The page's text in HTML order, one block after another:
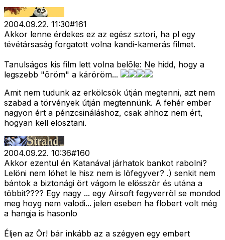
2004.09.22. 11:30#161
Akkor lenne érdekes ez az egész sztori, ha pl egy
tévétársaság forgatott volna kandi-kamerás filmet.
Tanulságos kis film lett volna belõle: Ne hidd, hogy a
legszebb "õröm" a káröröm...
Amit nem tudunk az erkölcsök útján megtenni, azt nem
szabad a törvények útján megtennünk. A fehér ember
nagyon ért a pénzcsináláshoz, csak ahhoz nem ért,
hogyan kell elosztani.
2004.09.22. 10:36#160
Akkor ezentul én Katanával járhatok bankot rabolni?
Lelöni nem löhet le hisz nem is löfegyver? .) senkit nem
bántok a biztonági ört vágom le elösször és utána a
többit???? Egy nagy ... egy Airsoft fegyverröl se mondod
meg hoyg nem valodi... jelen eseben ha flobert volt még
a hangja is hasonlo
Éljen az Õr! bár inkább az a szégyen egy embert